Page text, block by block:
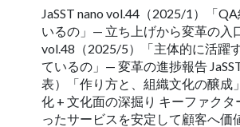
JaSST nano vol.44（2025/1）「
いるの」— 立ち上げから変革の入
vol.48（2025/5）「主体的に活躍
ているの」— 変革の進捗報告
表）「作り方と、組織文化の醸成
化 + 文化面の深掘り キーファクタ
ったサービスを安定して顧客へ価